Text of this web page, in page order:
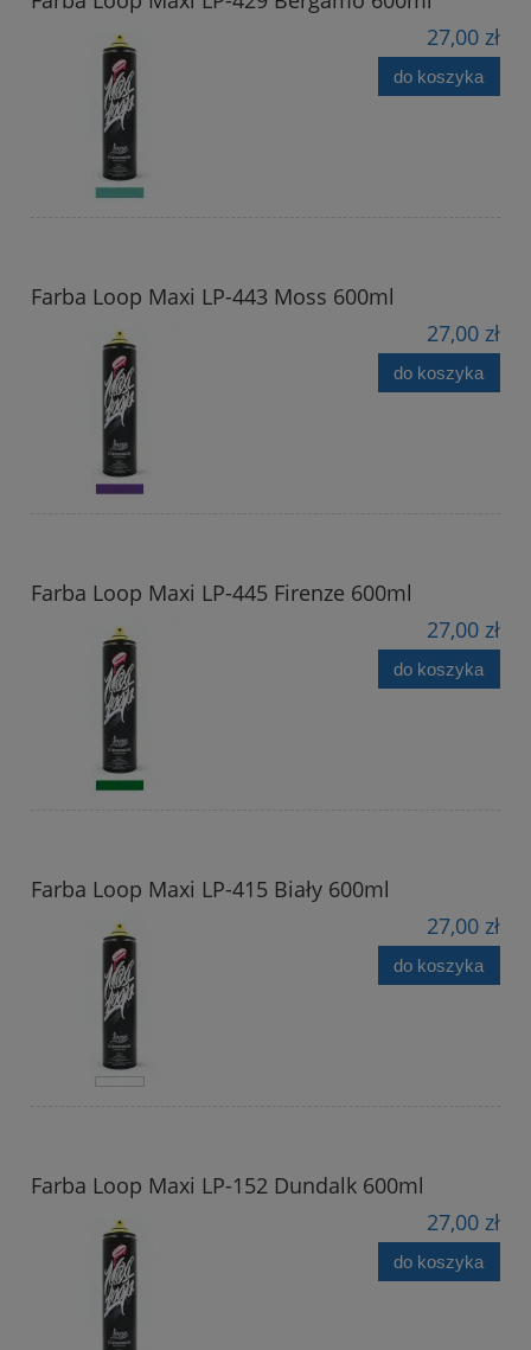
27,00 zł
do koszyka
Farba Loop Maxi LP-443 Moss 600ml
27,00 zł
do koszyka
Farba Loop Maxi LP-445 Firenze 600ml
27,00 zł
do koszyka
Farba Loop Maxi LP-415 Biały 600ml
27,00 zł
do koszyka
Farba Loop Maxi LP-152 Dundalk 600ml
27,00 zł
do koszyka